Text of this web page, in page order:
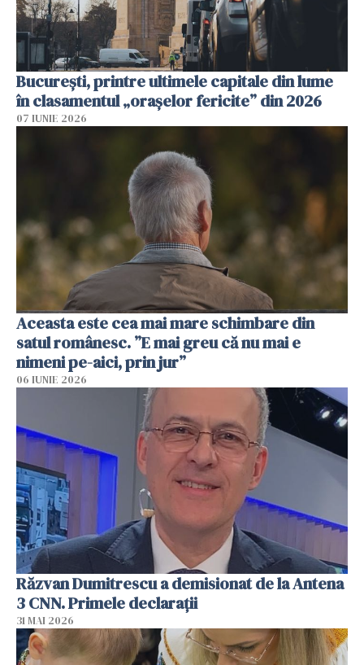
București, printre ultimele capitale din lume
în clasamentul „orașelor fericite” din 2026
07 IUNIE 2026
Aceasta este cea mai mare schimbare din
satul românesc. ”E mai greu că nu mai e
nimeni pe-aici, prin jur”
06 IUNIE 2026
Răzvan Dumitrescu a demisionat de la Antena
3 CNN. Primele declarații
31 MAI 2026